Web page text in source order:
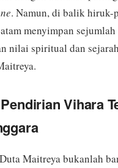
. Namun, di balik
menyimpan
nilai spiritual dan
Vihara
Maitreya bukanlah